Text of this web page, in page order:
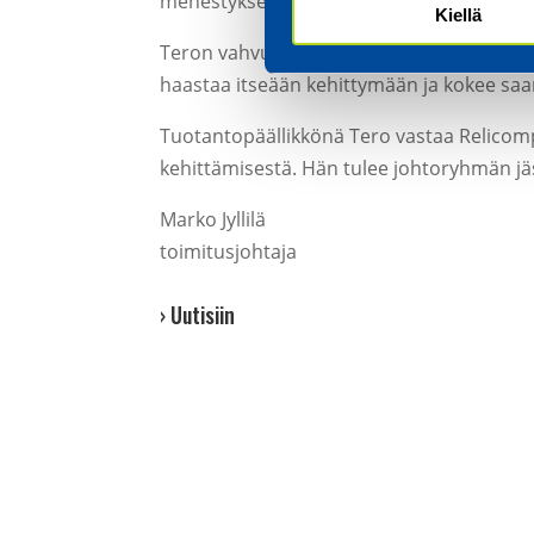
Kiellä
Teron vahvuudet ovat esimiestyössä,
haastaa itseään kehittymään ja kokee
Tuotantopäällikkönä Tero vastaa
kehittämisestä. Hän tulee johtoryhmän
Marko Jyllilä
toimitusjohtaja
› Uutisiin